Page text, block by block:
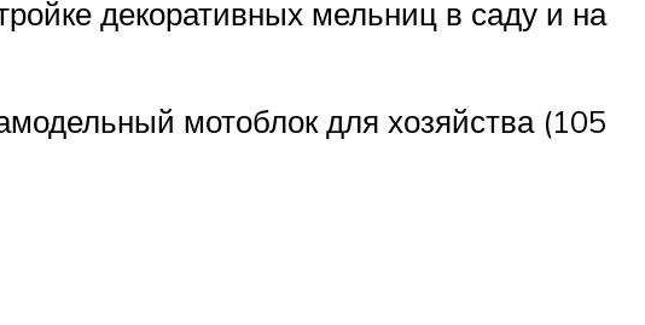
декоративных мельниц в саду и на
мотоблок для хозяйства (105